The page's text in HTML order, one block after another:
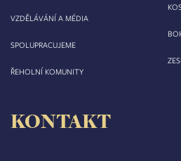
VZDĚLÁVÁNÍ A MÉDIA
SPOLUPRACUJEME
ŘEHOLNÍ KOMUNITY
KONTAKT